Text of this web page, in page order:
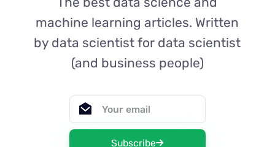
machine learning articles. Written
by data scientist for data scientist
(and business people)
Subscribe